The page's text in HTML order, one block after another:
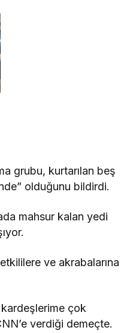
grubu, kurtarılan beş
olduğunu bildirdi.
ve akrabalarına
kardeşlerime çok
verdiği demeçte.